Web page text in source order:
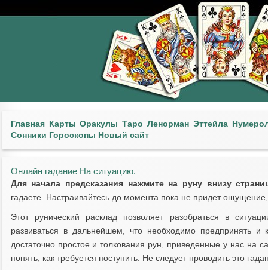
Главная Карты Оракулы Таро Ленорман Эттейла
Сонники Гороскопы Новый сайт
Онлайн гадание На ситуацию.
Для начала предсказания нажмите на руну внизу
гадаете. Настраивайтесь до момента пока не придет
Этот рунический расклад позволяет разобраться в
развиваться в дальнейшем, что необходимо предпринять и
достаточно простое и толкования рун, приведенные у нас на
понять, как требуется поступить. Не следует проводить это